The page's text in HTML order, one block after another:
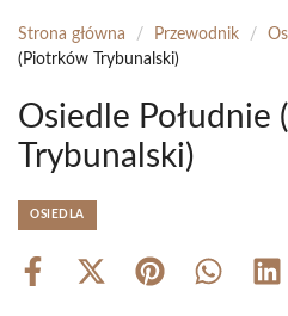
Strona główna / Przewodnik /
(Piotrków Trybunalski)
Osiedle Południe
Trybunalski)
OSIEDLA
Share
Share Share
Share